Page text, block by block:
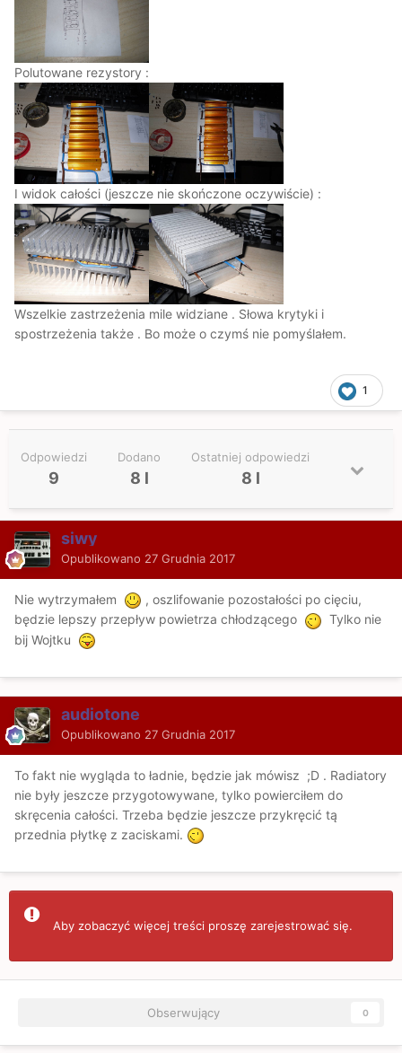
Polutowane rezystory :
I widok całości (jeszcze nie skończone oczywiście) :
Wszelkie zastrzeżenia mile widziane . Słowa krytyki i
spostrzeżenia także . Bo może o czymś nie pomyślałem.
1
Odpowiedzi
9
Dodano
8 l
Ostatniej odpowiedzi
8 l
siwy
Opublikowano 27 Grudnia 2017
Nie wytrzymałem
, oszlifowanie pozostałości po cięciu,
będzie lepszy przepływ powietrza chłodzącego
Tylko nie
bij Wojtku
audiotone
Opublikowano 27 Grudnia 2017
To fakt nie wygląda to ładnie, będzie jak mówisz ;D . Radiatory
nie były jeszcze przygotowywane, tylko powierciłem do
skręcenia całości. Trzeba będzie jeszcze przykręcić tą
przednia płytkę z zaciskami.
Aby zobaczyć więcej treści proszę zarejestrować się.
Obserwujący 0